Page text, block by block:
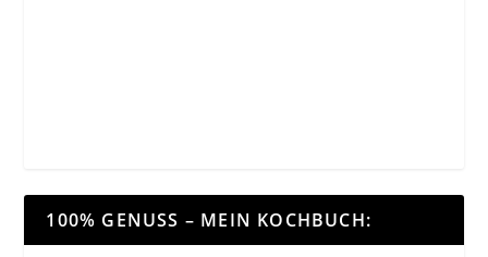
100% GENUSS – MEIN KOCHBUCH: